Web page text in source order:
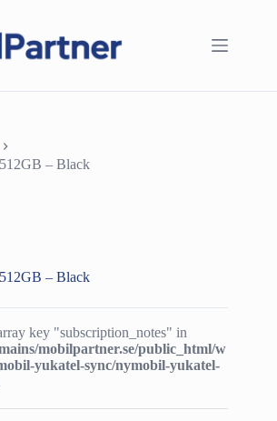
– Black
– Black
key "subscription_notes" in
mobilpartner.se/public_html/w
yukatel-sync/nymobil-yukatel-